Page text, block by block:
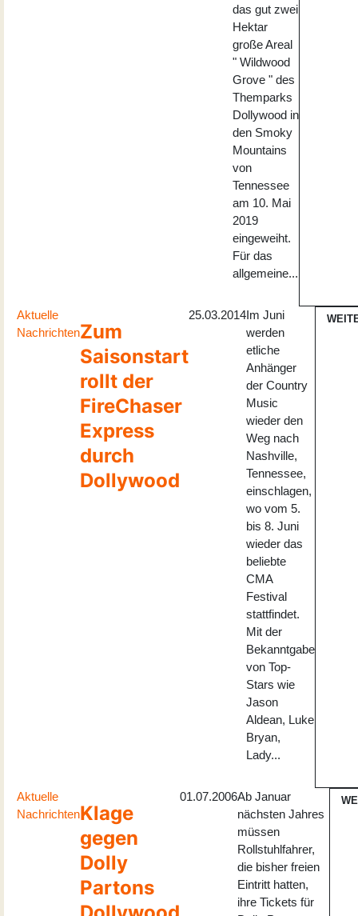
das gut zwei
Hektar
große Areal
" Wildwood
Grove " des
Themparks
Dollywood in
den Smoky
Mountains
von
Tennessee
am 10. Mai
2019
eingeweiht.
Für das
allgemeine...
Aktuelle
NachrichtenZum
Saisonstart
rollt der
FireChaser
Express
durch
Dollywood
25.03.2014Im Juni
werden
etliche
Anhänger
der Country
Music
wieder den
Weg nach
Nashville,
Tennessee,
einschlagen,
wo vom 5.
bis 8. Juni
wieder das
beliebte
CMA
Festival
stattfindet.
Mit der
Bekanntgabe
von Top-
Stars wie
Jason
Aldean, Luke
Bryan,
Lady...
Aktuelle
NachrichtenKlage
gegen
Dolly
Partons
01.07.2006Ab Januar
nächsten Jahres
müssen
Rollstuhlfahrer,
die bisher freien
Eintritt hatten,
ihre Tickets für